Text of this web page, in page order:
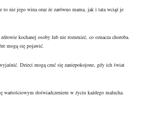
nie jego wina oraz że zarówno mama, jak i tata wciąż je
kochanej osoby lub nie rozumieć, co oznacza choroba.
mogą się pojawić.
Dzieci mogą czuć się zaniepokojone, gdy ich świat
doświadczeniem w życiu każdego malucha.